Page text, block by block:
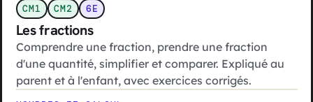
CM1 CM2 6E
Les fractions
Comprendre une fraction, prendre une fraction
d'une quantité, simplifier et comparer. Expliqué au
parent et à l'enfant, avec exercices corrigés.